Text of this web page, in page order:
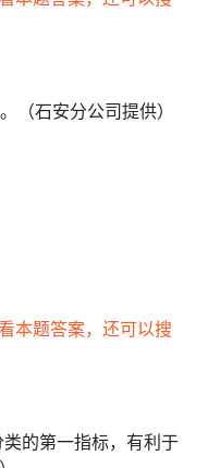
（石安分公司提供）
本题答案，还可以搜
的第一指标，有利于